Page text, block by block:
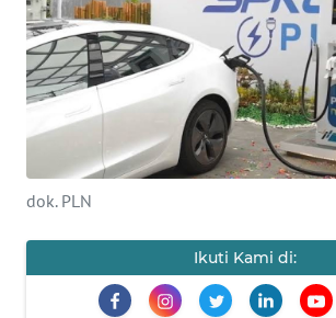
dok. PLN
Ikuti Kami di:
Informasi
INDEKS
BERITA
KAMI